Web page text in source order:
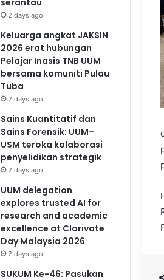
2 days ago
Keluarga angkat JAKSIN
2026 erat hubungan
Pelajar Inasis TNB UUM
bersama komuniti Pulau
Tuba
2 days ago
Sains Kuantitatif dan
Sains Forensik: UUM–
USM teroka kolaborasi
penyelidikan strategik
2 days ago
UUM delegation
explores trusted AI for
research and academic
excellence at Clarivate
Day Malaysia 2026
2 days ago
SUKUM Ke-46: Pasukan